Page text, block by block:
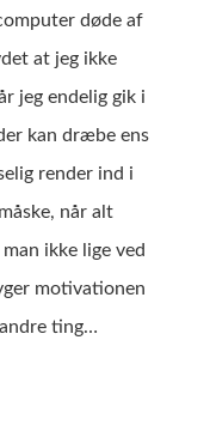
døde af
at jeg ikke
jeg endelig gik i
kan dræbe ens
render ind i
når alt
ikke lige ved
motivationen
ting…